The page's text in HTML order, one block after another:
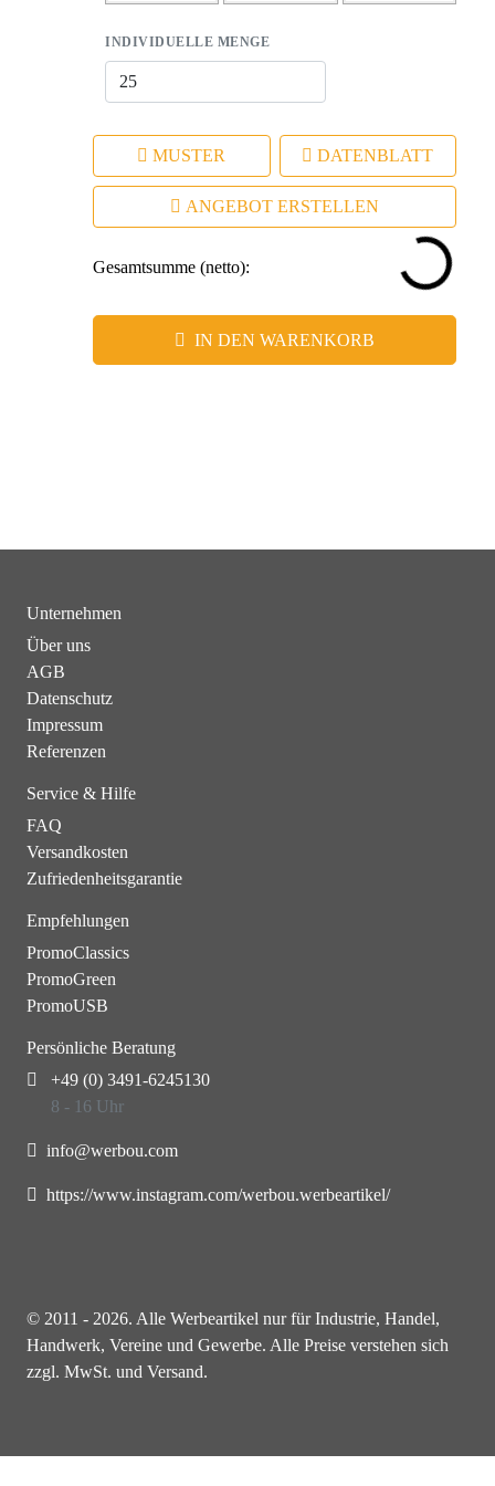
INDIVIDUELLE MENGE
MUSTER DATENBLATT
ANGEBOT ERSTELLEN
Gesamtsumme (netto):
IN DEN WARENKORB
Unternehmen
Über uns
AGB
Datenschutz
Impressum
Referenzen
Service & Hilfe
FAQ
Versandkosten
Zufriedenheitsgarantie
Empfehlungen
PromoClassics
PromoGreen
PromoUSB
Persönliche Beratung
+49 (0) 3491-6245130
8 - 16 Uhr
info@werbou.com
https://www.instagram.com/werbou.werbeartikel/
© 2011 - 2026. Alle Werbeartikel nur für Industrie, Handel,
Handwerk, Vereine und Gewerbe. Alle Preise verstehen sich
zzgl. MwSt. und Versand.